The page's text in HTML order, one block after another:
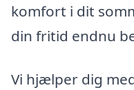
komfort i dit
din fritid endnu
Vi hjælper dig